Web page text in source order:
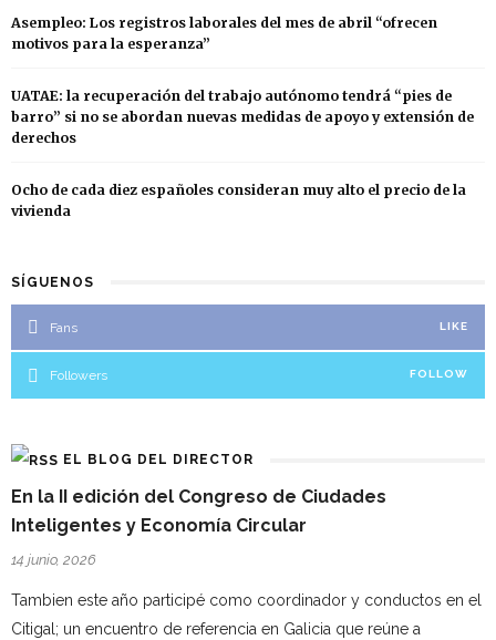
Asempleo: Los registros laborales del mes de abril “ofrecen
motivos para la esperanza”
UATAE: la recuperación del trabajo autónomo tendrá “pies de
barro” si no se abordan nuevas medidas de apoyo y extensión de
derechos
Ocho de cada diez españoles consideran muy alto el precio de la
vivienda
SÍGUENOS
Fans LIKE
Followers FOLLOW
EL BLOG DEL DIRECTOR
En la II edición del Congreso de Ciudades
Inteligentes y Economía Circular
14 junio, 2026
Tambien este año participé como coordinador y conductos en el
Citigal; un encuentro de referencia en Galicia que reúne a